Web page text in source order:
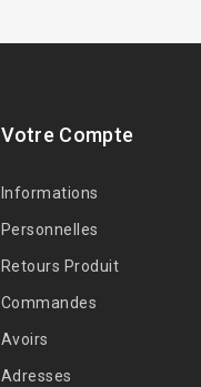
Votre Compte
Informations
Personnelles
Retours Produit
Commandes
Avoirs
Adresses